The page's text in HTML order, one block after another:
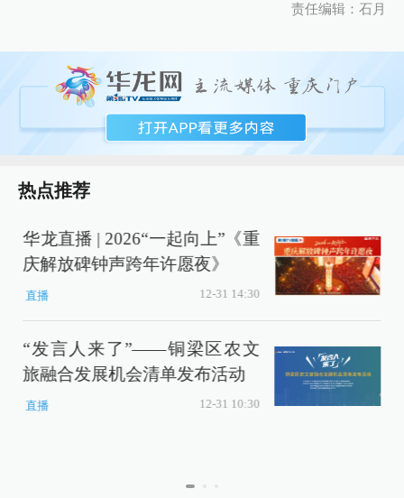
责任编辑：石月
热点推荐
华龙直播 | 2026“一起向上”《重
庆解放碑钟声跨年许愿夜》
直播 12-31 14:30
“发言人来了”——铜梁区农文
旅融合发展机会清单发布活动
直播 12-31 10:30